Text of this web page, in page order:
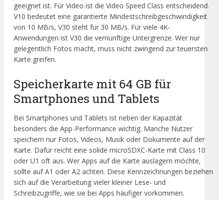
geeignet ist. Für Video ist die Video Speed Class entscheidend.
V10 bedeutet eine garantierte Mindestschreibgeschwindigkeit
von 10 MB/s, V30 steht für 30 MB/s. Für viele 4K-
Anwendungen ist V30 die vernünftige Untergrenze. Wer nur
gelegentlich Fotos macht, muss nicht zwingend zur teuersten
Karte greifen.
Speicherkarte mit 64 GB für
Smartphones und Tablets
Bei Smartphones und Tablets ist neben der Kapazität
besonders die App-Performance wichtig. Manche Nutzer
speichern nur Fotos, Videos, Musik oder Dokumente auf der
Karte. Dafür reicht eine solide microSDXC-Karte mit Class 10
oder U1 oft aus. Wer Apps auf die Karte auslagern möchte,
sollte auf A1 oder A2 achten. Diese Kennzeichnungen beziehen
sich auf die Verarbeitung vieler kleiner Lese- und
Schreibzugriffe, wie sie bei Apps häufiger vorkommen.